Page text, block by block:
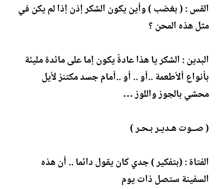
القس : ( بغضب ) وأين يكون الشكر إذن إذا لم يكن في
مثل هذه المحن ؟
البدين : الشكر يا هذا عادةً يكون إما على مائدة مليئة
بأنواع ألأطعمة ..أو .. أو ..أمام جسد مكتنز لأيل
محشي بالجوز واللوز …
( صــوت هـديـر بـحـر )
الفتاة : (بتفكير ) جدي كان يقول دائما .. أن هذه
السفينة ستصل ذات يوم